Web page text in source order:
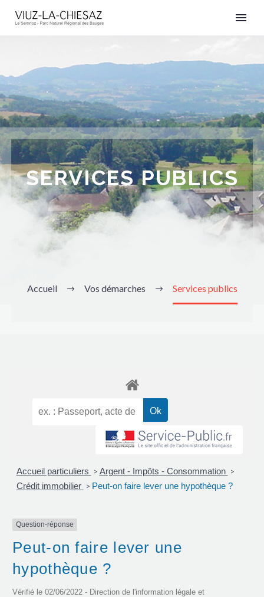
SERVICES PUBLICS
Accueil Vos démarches Services publics
Accueil particuliers > Argent - Impôts - Consommation >
Crédit immobilier > Peut-on faire lever une hypothèque ?
Question-réponse
Peut-on faire lever une
hypothèque ?
Vérifié le 02/06/2022 - Direction de l'information légale et